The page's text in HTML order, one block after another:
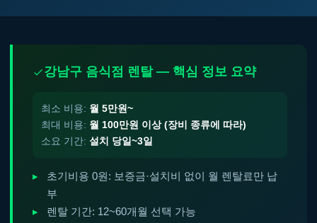
강남구 음식점 렌탈 — 핵심 정보 요약
최소 비용: 월 5만원~
최대 비용: 월 100만원 이상 (장비 종류에 따라)
소요 기간: 설치 당일~3일
초기비용 0원: 보증금·설치비 없이 월 렌탈료만 납
부
렌탈 기간: 12~60개월 선택 가능